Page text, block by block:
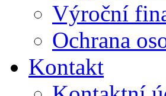
Výroční
Ochrana
Kontakt